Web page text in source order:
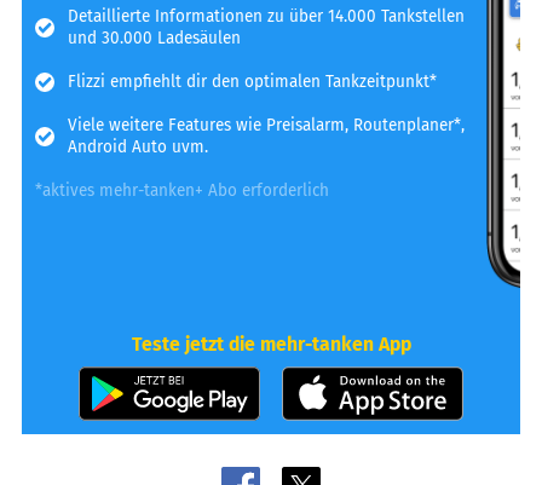
Detaillierte Informationen zu über 14.000 Tankstellen
und 30.000 Ladesäulen
Flizzi empfiehlt dir den optimalen Tankzeitpunkt*
Viele weitere Features wie Preisalarm, Routenplaner*,
Android Auto uvm.
*aktives mehr-tanken+ Abo erforderlich
Teste jetzt die mehr-tanken App